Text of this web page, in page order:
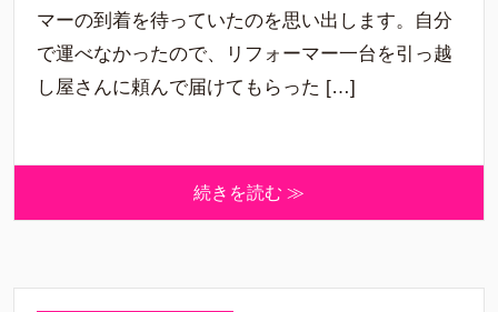
マーの到着を待っていたのを思い出します。自分
で運べなかったので、リフォーマー一台を引っ越
し屋さんに頼んで届けてもらった […]
続きを読む ≫